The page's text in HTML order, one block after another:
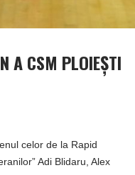
A CSM PLOIEŞTI
celor de la Rapid
Adi Blidaru, Alex